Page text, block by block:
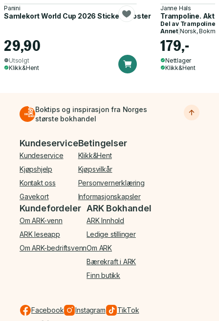
Panini
Samlekort World Cup 2026 Sticker Booster
29,90
Utsolgt
Klikk&Hent
Janne Hals
Trampoline.
Del av Trampoline
Annet| Norsk,
179,-
Nettlager
Klikk&Hent
Boktips og inspirasjon fra Norges
største bokhandel
Bunnmeny
Kundeservice
Kundeservice
Kjøpshjelp
Kontakt oss
Gavekort
Betingelser
Klikk&Hent
Kjøpsvilkår
Personvernerklæring
Informasjonskapsler
Kundefordeler
Om ARK-venn
ARK leseapp
Om ARK-bedriftsvenn
ARK Bokhandel
ARK Innhold
Ledige stillinger
Om ARK
Bærekraft i ARK
Finn butikk
Facebook Instagram TikTok